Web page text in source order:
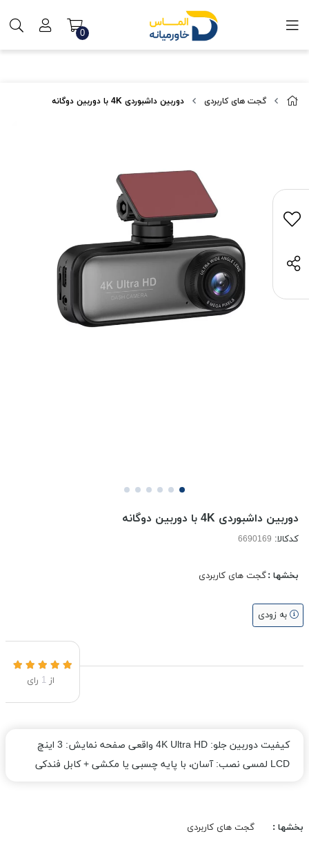
گجت های کاربردی دوربین داشبوردی 4K با دوربین دوگانه
دوربین داشبوردی 4K با دوربین دوگانه
کدکالا:
بخشها :گجت های کاربردی
به زودی
از 1 رای
کیفیت دوربین جلو: 4K Ultra HD واقعی صفحه نمایش: 3 اینچ
LCD لمسی نصب: آسان، با پایه چسبی یا مکشی + کابل فندکی
بخشها : گجت های کاربردی
0